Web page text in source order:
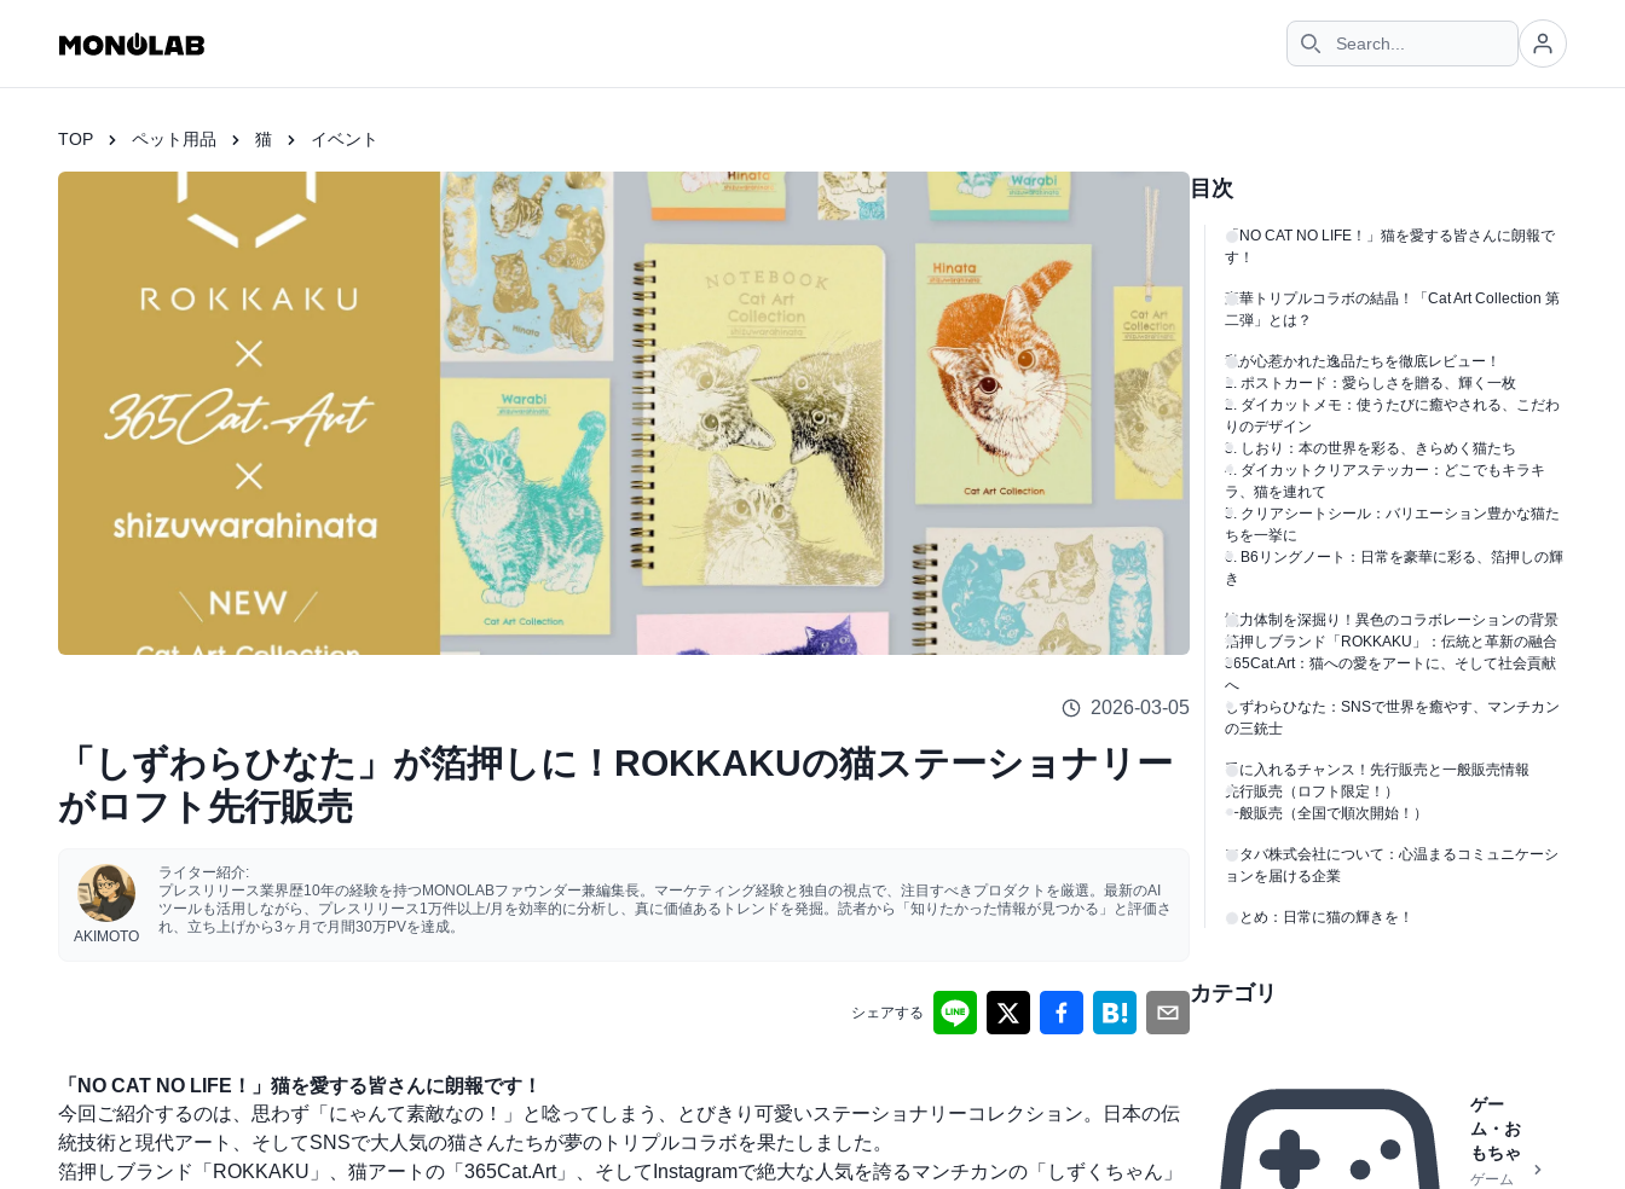
TOP ペット用品 猫 イベント
2026-03-05
「しずわらひなた」が箔押しに！ROKKAKUの猫ステーショナリー
がロフト先行販売
AKIMOTO
ライター紹介:
プレスリリース業界歴10年の経験を持つMONOLABファウンダー兼編集長。マーケティング経験と独自の視点で、注目すべきプロダクトを厳選。最新のAI
ツールも活用しながら、プレスリリース1万件以上/月を効率的に分析し、真に価値あるトレンドを発掘。読者から「知りたかった情報が見つかる」と評価さ
れ、立ち上げから3ヶ月で月間30万PVを達成。
シェアする
「NO CAT NO LIFE！」猫を愛する皆さんに朗報です！
今回ご紹介するのは、思わず「にゃんて素敵なの！」と唸ってしまう、とびきり可愛いステーショナリーコレクション。日本の伝
統技術と現代アート、そしてSNSで大人気の猫さんたちが夢のトリプルコラボを果たしました。
箔押しブランド「ROKKAKU」、猫アートの「365Cat.Art」、そしてInstagramで絶大な人気を誇るマンチカンの「しずくちゃん」
目次
「NO CAT NO LIFE！」猫を愛する皆さんに朗報で
す！
豪華トリプルコラボの結晶！「Cat Art Collection 第
二弾」とは？
私が心惹かれた逸品たちを徹底レビュー！
1. ポストカード：愛らしさを贈る、輝く一枚
2. ダイカットメモ：使うたびに癒やされる、こだわ
りのデザイン
3. しおり：本の世界を彩る、きらめく猫たち
4. ダイカットクリアステッカー：どこでもキラキ
ラ、猫を連れて
5. クリアシートシール：バリエーション豊かな猫た
ちを一挙に
6. B6リングノート：日常を豪華に彩る、箔押しの輝
き
協力体制を深掘り！異色のコラボレーションの背景
箔押しブランド「ROKKAKU」：伝統と革新の融合
365Cat.Art：猫への愛をアートに、そして社会貢献
へ
しずわらひなた：SNSで世界を癒やす、マンチカン
の三銃士
手に入れるチャンス！先行販売と一般販売情報
先行販売（ロフト限定！）
一般販売（全国で順次開始！）
フタバ株式会社について：心温まるコミュニケーシ
ョンを届ける企業
まとめ：日常に猫の輝きを！
カテゴリ
ゲー
ム・お
もちゃ
ゲーム